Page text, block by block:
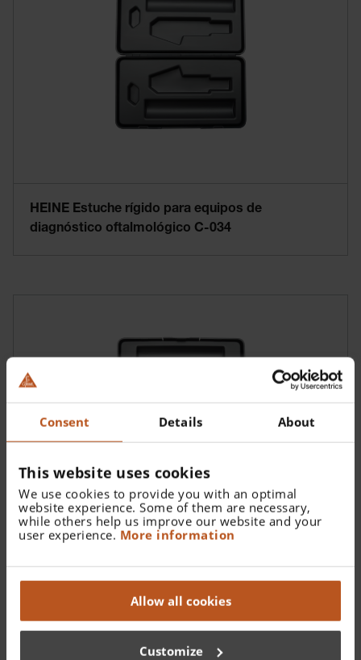
Consent Details About
This website uses cookies
We use cookies to provide you with an optimal
website experience. Some of them are necessary,
while others help us improve our website and your
user experience. More information
Allow all cookies
Customize
HEINE Estuche rígido para equipos de
diagnóstico oftalmológico C-034
HEINE maletínes y estuches